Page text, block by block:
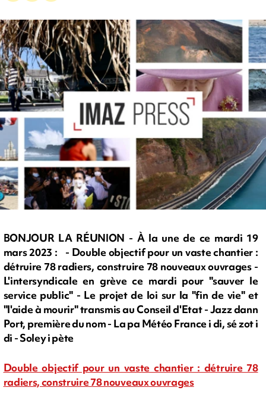
BONJOUR LA RÉUNION - À la une de ce mardi 19
mars 2023 : - Double objectif pour un vaste chantier :
détruire 78 radiers, construire 78 nouveaux ouvrages -
L'intersyndicale en grève ce mardi pour "sauver le
service public" - Le projet de loi sur la "fin de vie" et
"l'aide à mourir" transmis au Conseil d'Etat - Jazz dann
Port, première du nom - La pa Météo France i di, sé zot i
di - Soley i pète
Double objectif pour un vaste chantier : détruire 78
radiers, construire 78 nouveaux ouvrages